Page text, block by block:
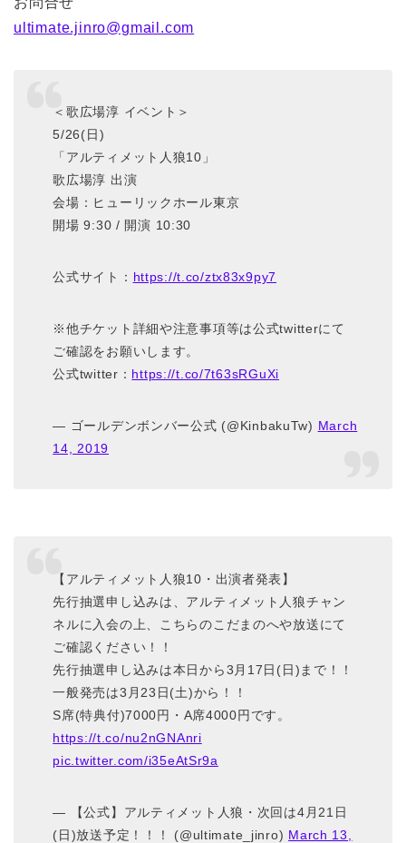
ultimate.jinro@gmail.com
＜歌広場淳 イベント＞
5/26(日)
「アルティメット人狼10」
歌広場淳 出演
会場：ヒューリックホール東京
開場 9:30 / 開演 10:30
公式サイト： https://t.co/ztx83x9py7
※他チケット詳細や注意事項等は公式twitterにて
ご確認をお願いします。
公式twitter： https://t.co/7t63sRGuXi
— ゴールデンボンバー公式 (@KinbakuTw) March
14, 2019
【アルティメット人狼10・出演者発表】
先行抽選申し込みは、アルティメット人狼チャン
ネルに入会の上、こちらのこだまのへや放送にて
ご確認ください！！
先行抽選申し込みは本日から3月17日(日)まで！！
一般発売は3月23日(土)から！！
S席(特典付)7000円・A席4000円です。
https://t.co/nu2nGNAnri
pic.twitter.com/i35eAtSr9a
— 【公式】アルティメット人狼・次回は4月21日
(日)放送予定！！！ (@ultimate_jinro) March 13,